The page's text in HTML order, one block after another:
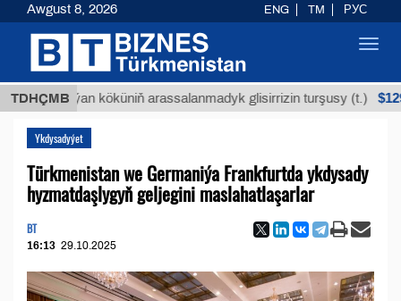
TDHÇMB
Buýan köküniň arassalanmadyk glisirrizin turşusy (t.) $12935,18
Ykdysadyýet
Türkmenistan we Germaniýa Frankfurtdа ykdysady
hyzmatdaşlygyň geljegini maslahatlaşarlar
BT
16:13 29.10.2025
Awgust 8, 2026 ENG TM РУС